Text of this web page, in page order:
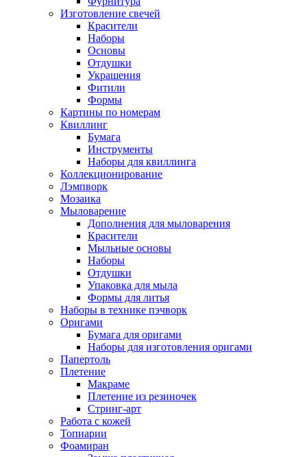
Изготовление свечей
Красители
Наборы
Основы
Отдушки
Украшения
Фитили
Формы
Картины по номерам
Квиллинг
Бумага
Инструменты
Наборы для квиллинга
Коллекционирование
Лэмпворк
Мозаика
Мыловарение
Дополнения для мыловарения
Красители
Мыльные основы
Наборы
Отдушки
Упаковка для мыла
Формы для литья
Наборы в технике пэчворк
Оригами
Бумага для оригами
Наборы для изготовления оригами
Папертоль
Плетение
Макраме
Плетение из резиночек
Стринг-арт
Работа с кожей
Топиарии
Фоамиран